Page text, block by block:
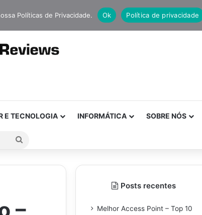
E TECNOLOGIA INFORMÁTICA SOBRE NÓS
–
Posts recentes
Melhor Access Point – Top 10
Políticas de Privacidade. Ok Política de privacidade